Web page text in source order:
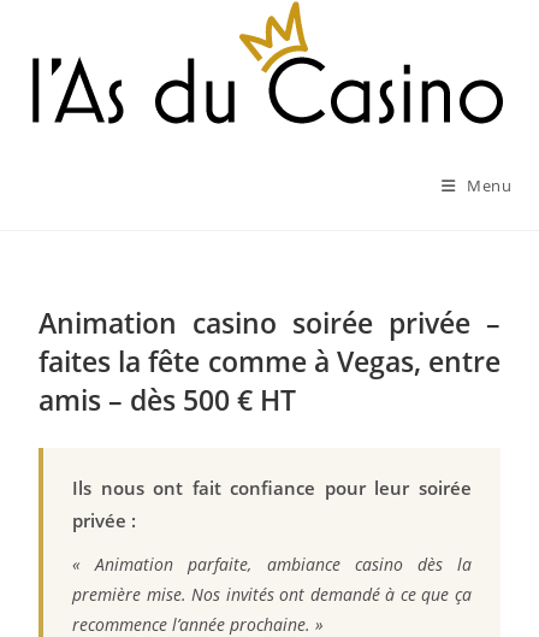
Menu
Animation casino soirée privée –
faites la fête comme à Vegas, entre
amis – dès 500 € HT
Ils nous ont fait confiance pour leur soirée
privée :
« Animation parfaite, ambiance casino dès la
première mise. Nos invités ont demandé à ce que ça
recommence l’année prochaine. »